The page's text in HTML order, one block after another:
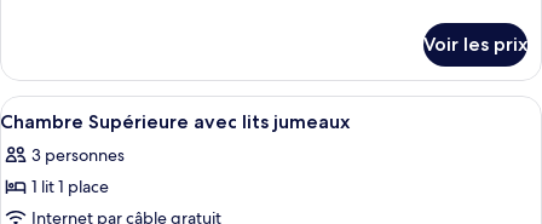
chambre :
Chambre
Supérieure,
très
grand
le
type
de
Chambre
Supérieure,
Voir les prix
Afficher
toutes
les
photos
Une chambre d’hôtel avec deux
7
Chambre Supérieure avec lits jumeaux
3 personnes
1 lit 1 place
Internet par câble gratuit